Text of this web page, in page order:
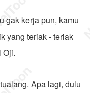
gak kerja pun, kamu
yang teriak - teriak
Oji.
Apa lagi, dulu